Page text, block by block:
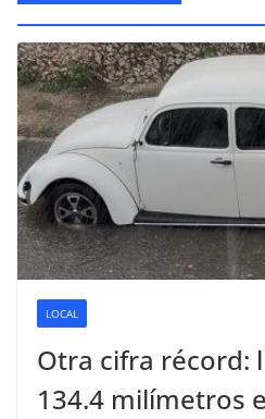
LOCAL
Otra cifra récord:
134.4 milímetros